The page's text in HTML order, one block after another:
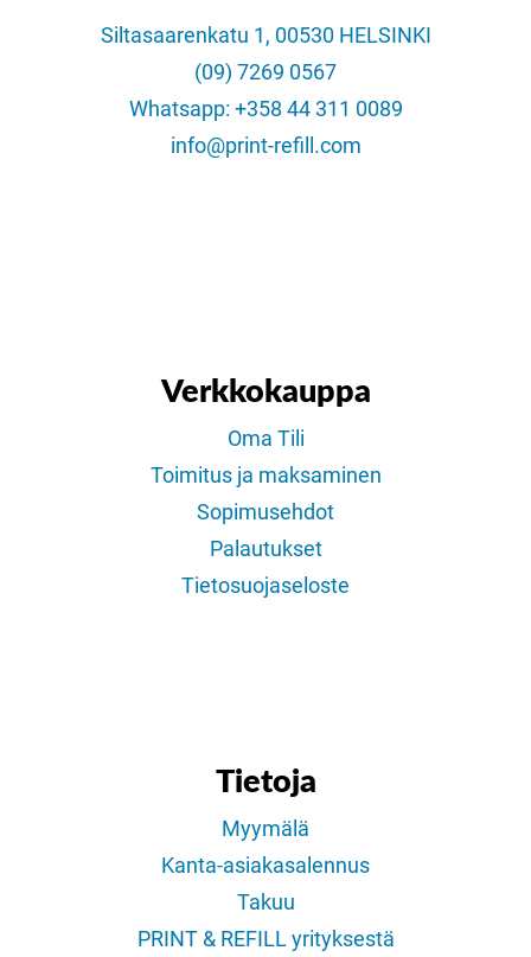
Siltasaarenkatu 1, 00530 HELSINKI
(09) 7269 0567
Whatsapp: +358 44 311 0089
info@print-refill.com
Verkkokauppa
Oma Tili
Toimitus ja maksaminen
Sopimusehdot
Palautukset
Tietosuojaseloste
Tietoja
Myymälä
Kanta-asiakasalennus
Takuu
PRINT & REFILL yrityksestä